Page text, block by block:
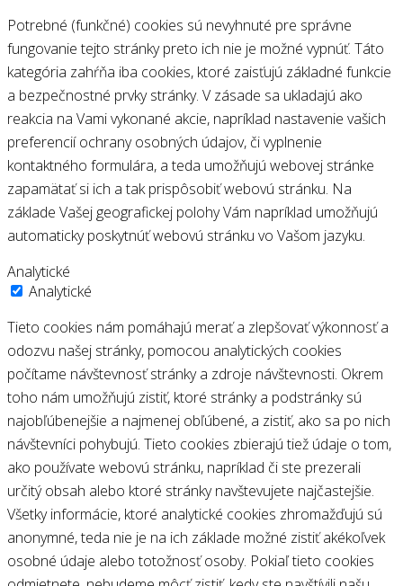
Potrebné (funkčné) cookies sú nevyhnuté pre správne
fungovanie tejto stránky preto ich nie je možné vypnúť. Táto
kategória zahŕňa iba cookies, ktoré zaisťujú základné funkcie
a bezpečnostné prvky stránky. V zásade sa ukladajú ako
reakcia na Vami vykonané akcie, napríklad nastavenie vašich
preferencií ochrany osobných údajov, či vyplnenie
kontaktného formulára, a teda umožňujú webovej stránke
zapamätať si ich a tak prispôsobiť webovú stránku. Na
základe Vašej geografickej polohy Vám napríklad umožňujú
automaticky poskytnúť webovú stránku vo Vašom jazyku.
Analytické
Analytické
Tieto cookies nám pomáhajú merať a zlepšovať výkonnosť a
odozvu našej stránky, pomocou analytických cookies
počítame návštevnosť stránky a zdroje návštevnosti. Okrem
toho nám umožňujú zistiť, ktoré stránky a podstránky sú
najobľúbenejšie a najmenej obľúbené, a zistiť, ako sa po nich
návštevníci pohybujú. Tieto cookies zbierajú tiež údaje o tom,
ako používate webovú stránku, napríklad či ste prezerali
určitý obsah alebo ktoré stránky navštevujete najčastejšie.
Všetky informácie, ktoré analytické cookies zhromažďujú sú
anonymné, teda nie je na ich základe možné zistiť akékoľvek
osobné údaje alebo totožnosť osoby. Pokiaľ tieto cookies